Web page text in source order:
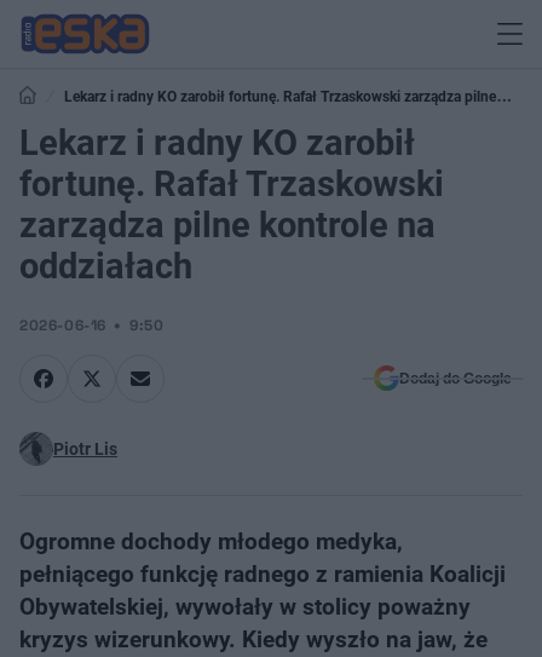
Lekarz i radny KO zarobił fortunę. Rafał Trzaskowski zarządza pilne
kontrole na oddziałach
Lekarz i radny KO zarobił
fortunę. Rafał Trzaskowski
zarządza pilne kontrole na
oddziałach
2026-06-16 9:50
Dodaj do Google
Piotr Lis
Ogromne dochody młodego medyka,
pełniącego funkcję radnego z ramienia Koalicji
Obywatelskiej, wywołały w stolicy poważny
kryzys wizerunkowy. Kiedy wyszło na jaw, że